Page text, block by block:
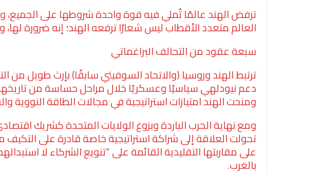
ترفض الهند عالمًا تُملي فيه قوة واحدة شروطها على الجميع،
العالم متعدد الأقطاب ليس شعارًا ترفعه الهند؛ إنه ضرورة لها،
سبعة عقود من التحالف البراغماتي
ترتبط الهند وروسيا (والاتحاد السوفيتي سابقًا) بإرث طويل
دعم نيودلهي سياسيًا وعسكريًا خلال مراحل حساسة من
ومنحت الهند امتيازات استراتيجية في مجالات الطاقة النووية
ومع نهاية الحرب الباردة وبزوغ الولايات المتحدة كشريك
تحولت العلاقة إلى شراكة استراتيجية خاصة قادرة على
على مقاربتها التقليدية القائمة على “تنويع الشركاء لا
بالغرب.